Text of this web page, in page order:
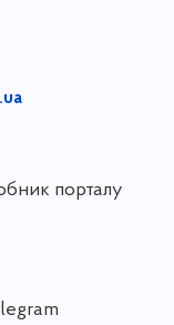
порталу